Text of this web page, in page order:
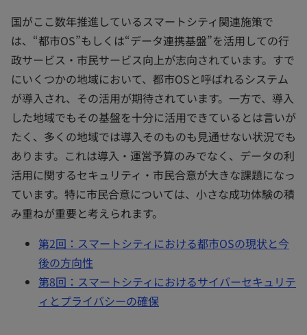
国がここ数年推進しているスマートシティ関連施策で
は、“都市OS”もしくは“データ連携基盤”を活用しての行
政サービス・市民サービス向上が志向されています。すで
にいくつかの地域において、都市OSと呼ばれるシステム
が導入され、その活用が期待されています。一方で、導入
した地域でもその基盤を十分に活用できているとは言いが
たく、多くの地域では導入そのものも見通せない状況でも
あります。これは導入・運営予算のみでなく、データの利
活用に関するセキュリティ・市民合意が大きな課題になっ
ています。特に市民合意については、小さな成功体験の積
み重ねが重要と考えられます。
第2回：スマートシティにおける都市OSの現状と今
後の方向性
第8回：スマートシティにおけるサイバーセキュリテ
ィとプライバシーの確保